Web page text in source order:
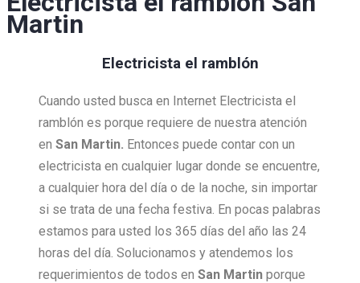
Martin
Electricista el ramblón
Cuando usted busca en Internet Electricista el
ramblón es porque requiere de nuestra atención
en San Martin. Entonces puede contar con un
electricista en cualquier lugar donde se encuentre,
a cualquier hora del día o de la noche, sin importar
si se trata de una fecha festiva. En pocas palabras
estamos para usted los 365 días del año las 24
horas del día. Solucionamos y atendemos los
requerimientos de todos en San Martin porque